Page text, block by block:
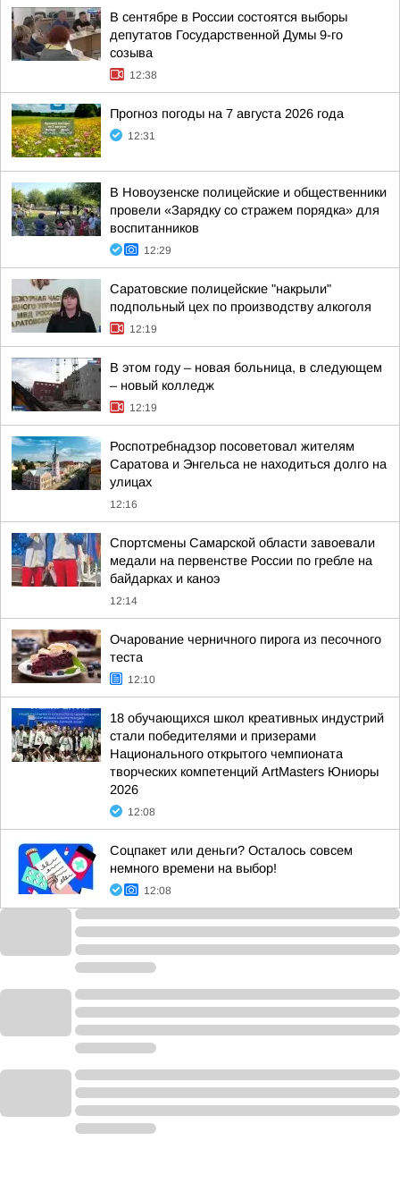
В сентябре в России состоятся выборы
депутатов Государственной Думы 9-го
созыва
12:38
Прогноз погоды на 7 августа 2026 года
12:31
В Новоузенске полицейские и общественники
провели «Зарядку со стражем порядка» для
воспитанников
12:29
Саратовские полицейские "накрыли"
подпольный цех по производству алкоголя
12:19
В этом году – новая больница, в следующем
– новый колледж
12:19
Роспотребнадзор посоветовал жителям
Саратова и Энгельса не находиться долго на
улицах
12:16
Спортсмены Самарской области завоевали
медали на первенстве России по гребле на
байдарках и каноэ
12:14
Очарование черничного пирога из песочного
теста
12:10
18 обучающихся школ креативных индустрий
стали победителями и призерами
Национального открытого чемпионата
творческих компетенций ArtMasters Юниоры
2026
12:08
Соцпакет или деньги? Осталось совсем
немного времени на выбор!
12:08